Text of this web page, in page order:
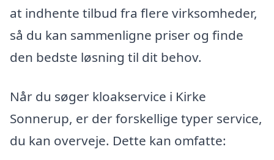
at indhente tilbud fra flere virksomheder,
så du kan sammenligne priser og finde
den bedste løsning til dit behov.
Når du søger kloakservice i Kirke
Sonnerup, er der forskellige typer service,
du kan overveje. Dette kan omfatte: